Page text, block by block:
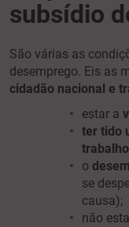
subsídio
São várias as
desemprego. Eis as
cidadão nacional e
estar a
ter tido
trabalho
o
se
causa);
não